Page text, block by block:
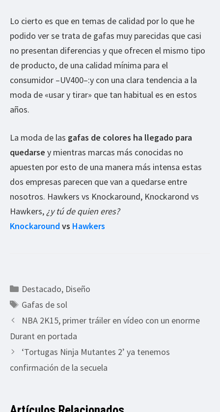
Lo cierto es que en temas de calidad por lo que he
podido ver se trata de gafas muy parecidas que casi
no presentan diferencias y que ofrecen el mismo tipo
de producto, de una calidad mínima para el
consumidor –UV400–:y con una clara tendencia a la
moda de «usar y tirar» que tan habitual es en estos
años.
La moda de las gafas de colores ha llegado para
quedarse y mientras marcas más conocidas no
apuesten por esto de una manera más intensa estas
dos empresas parecen que van a quedarse entre
nosotros. Hawkers vs Knockaround, Knockarond vs
Hawkers, ¿y tú de quien eres?
Knockaroundvs Hawkers
Categorías
Destacado, Diseño
Etiquetas
Gafas de sol
NBA 2K15, primer tráiler en vídeo con un enorme
Durant en portada
‘Tortugas Ninja Mutantes 2’ ya tenemos
confirmación de la secuela